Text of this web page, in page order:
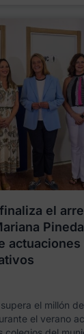
el
el millón
el verano